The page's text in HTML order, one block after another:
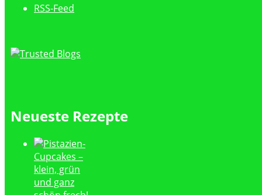
RSS-Feed
Neueste Rezepte